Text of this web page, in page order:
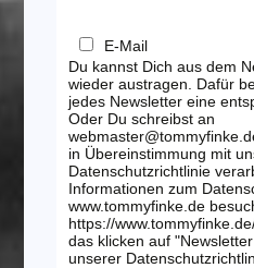
E-Mail
Du kannst Dich aus dem
wieder austragen. Dafür
jedes Newsletter eine
Oder Du schreibst an
in Übereinstimmung mit
Datenschutzrichtlinie
Informationen zum
www.tommyfinke.de
https://
das klicken auf
unserer